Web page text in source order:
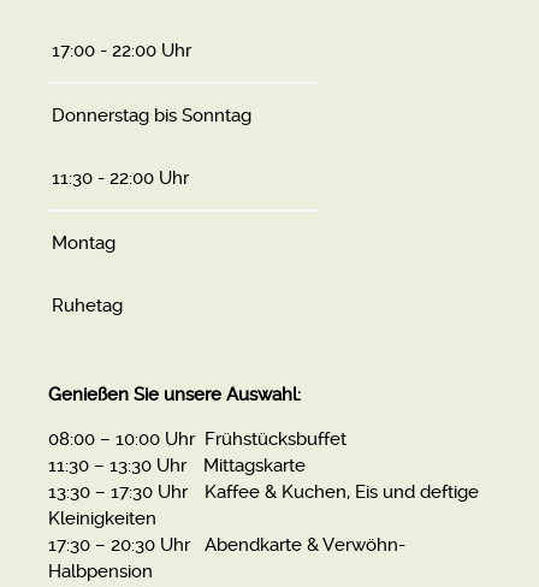
17:00 - 22:00 Uhr
Donnerstag bis Sonntag
11:30 - 22:00 Uhr
Montag
Ruhetag
Genießen Sie unsere Auswahl:
08:00 – 10:00 Uhr Frühstücksbuffet
11:30 – 13:30 Uhr Mittagskarte
13:30 – 17:30 Uhr Kaffee & Kuchen, Eis und deftige
Kleinigkeiten
17:30 – 20:30 Uhr Abendkarte & Verwöhn-
Halbpension